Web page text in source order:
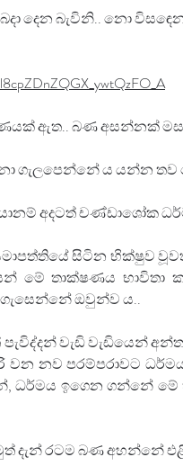
දෙන බැවිනි.. නො
ඇත.. බණ අසන්නක්
නො ගැලපෙන්නේ ය යන්න
අදටත් චණ්ඩාශෝක
සිටින භික්ෂුව
මේ තාක්ෂණය
ඔවුන්ව ය..
වැඩි වැඩියෙන්
නව පරම්පරාවට
ධර්මය ඉගෙන ගන්නේ
දැන් රටම බණ අහන්නේ